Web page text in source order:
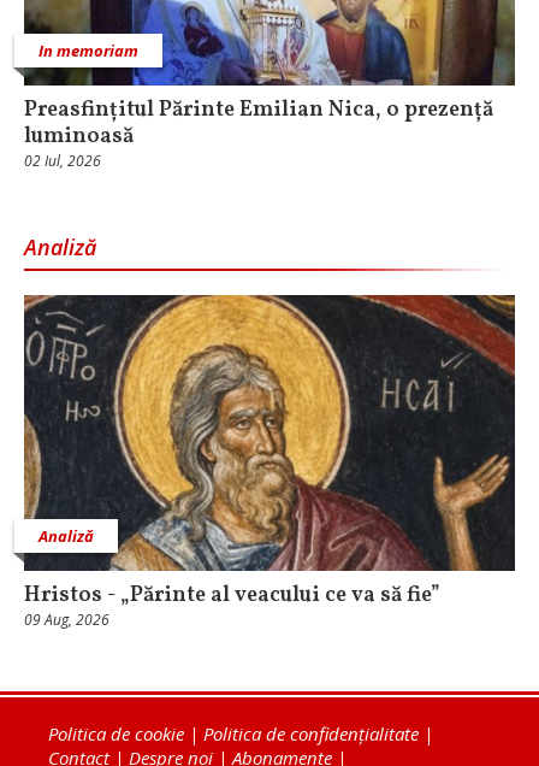
In memoriam
Preasfințitul Părinte Emilian Nica, o prezență
luminoasă
02 Iul, 2026
Analiză
Analiză
Hristos - „Părinte al veacului ce va să fie”
09 Aug, 2026
Politica de cookie | Politica de confidențialitate |
Contact| Despre noi |Abonamente |